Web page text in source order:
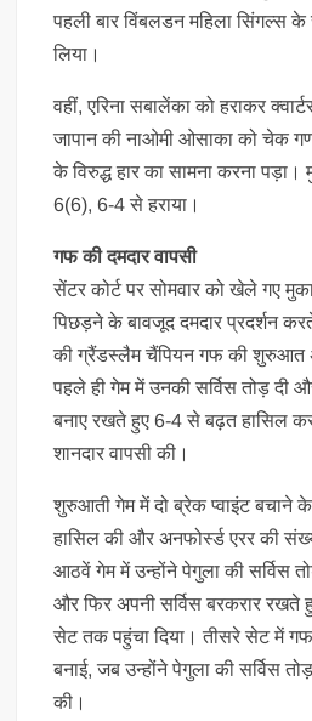
पहली बार विंबलडन महिला सिंगल्स
लिया।
वहीं, एरिना सबालेंका को हराकर
जापान की नाओमी ओसाका को चेक
के विरुद्ध हार का सामना करना
6(6), 6-4 से हराया।
गफ की दमदार वापसी
सेंटर कोर्ट पर सोमवार को खेले गए
पिछड़ने के बावजूद दमदार प्रदर्शन
की ग्रैंडस्लैम चैंपियन गफ की शुरुआत
पहले ही गेम में उनकी सर्विस तोड़ दी
बनाए रखते हुए 6-4 से बढ़त हासिल
शानदार वापसी की।
शुरुआती गेम में दो ब्रेक प्वाइंट बचाने
हासिल की और अनफोर्स्ड एरर की
आठवें गेम में उन्होंने पेगुला की सर्विस
और फिर अपनी सर्विस बरकरार रखते
सेट तक पहुंचा दिया। तीसरे सेट में
बनाई, जब उन्होंने पेगुला की सर्विस
की।